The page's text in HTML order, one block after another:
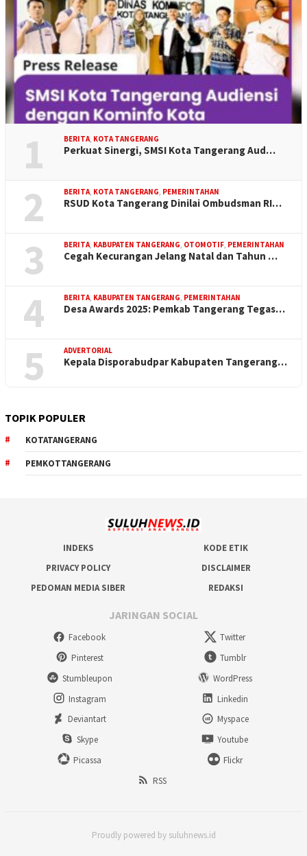
1 BERITA, KOTA TANGERANG
Perkuat Sinergi, SMSI Kota Tangerang Aud…
2 BERITA, KOTA TANGERANG, PEMERINTAHAN
RSUD Kota Tangerang Dinilai Ombudsman RI…
3 BERITA, KABUPATEN TANGERANG, OTOMOTIF, PEMERINTAHAN
Cegah Kecurangan Jelang Natal dan Tahun …
4 BERITA, KABUPATEN TANGERANG, PEMERINTAHAN
Desa Awards 2025: Pemkab Tangerang Tegas…
5 ADVERTORIAL
Kepala Disporabudpar Kabupaten Tangerang…
TOPIK POPULER
KOTATANGERANG
PEMKOTTANGERANG
INDEKS
KODE ETIK
PRIVACY POLICY
DISCLAIMER
PEDOMAN MEDIA SIBER
REDAKSI
JARINGAN SOCIAL
Facebook
Twitter
Pinterest
Tumblr
Stumbleupon
WordPress
Instagram
Linkedin
Deviantart
Myspace
Skype
Youtube
Picassa
Flickr
RSS
Proudly powered by suluhnews.id